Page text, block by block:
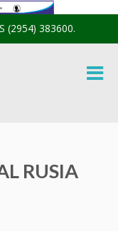
(2954) 383600.
RUSIA